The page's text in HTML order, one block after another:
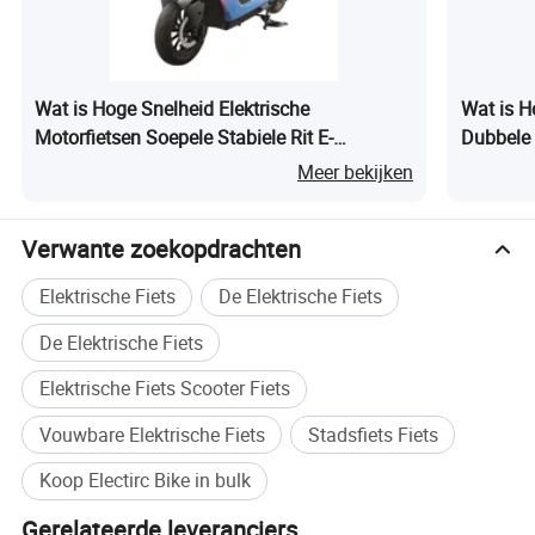
Zhejiang Zuboo Technology Co., Ltd. is een
grootschalig groepsbedrijf dat zich bezighoudt met
Wat is Hoge Snelheid Elektrische
Motorfietsen Soepele Stabiele Rit E-
Motorfiets met Dubbele SchijfremmenMeer bekijken
Wat is
Verwante zoekopdrachten
Elektrische Fiets
De Elektrische Fiets
De Elektrische Fiets
Elektrische Fiets Scooter Fiets
Vouwbare Elektrische Fiets
Stadsfiets Fiets
Koop Electirc Bike in bulk